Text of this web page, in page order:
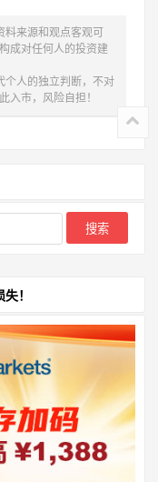
来源和观点客观可
成对任何人的投资建
个人的独立判断，不对
入市，风险自担！
！